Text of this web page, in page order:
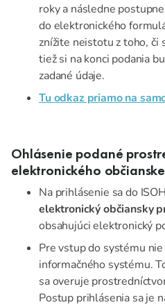
roky a následne
do elektronického
znížite neistotu z toho, či
tiež si na konci podania
zadané údaje.
Tu odkaz priamo na
Ohlásenie podané
elektronického
Na prihlásenie sa do
elektronický občiansky
obsahujúci elektronický
Pre vstup do systému
informačného systému.
sa overuje
Postup prihlásenia sa je